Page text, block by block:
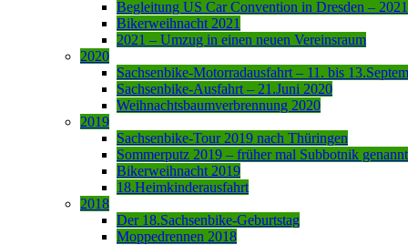
Begleitung US Car Convention in Dresden – 2021
Bikerweihnacht 2021
2021 – Umzug in einen neuen Vereinsraum
2020
Sachsenbike-Motorradausfahrt – 11. bis
Sachsenbike-Ausfahrt – 21.Juni 2020
Weihnachtsbaumverbrennung 2020
2019
Sachsenbike-Tour 2019 nach Thüringen
Sommerputz 2019 – früher mal Subbotnik genannt
Bikerweihnacht 2019
18.Heimkinderausfahrt
2018
Der 18.Sachsenbike-Geburtstag
Moppedrennen 2018